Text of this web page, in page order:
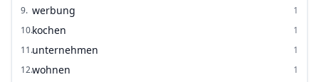
9. werbung
1
10.kochen
1
11.unternehmen
1
12.wohnen
1